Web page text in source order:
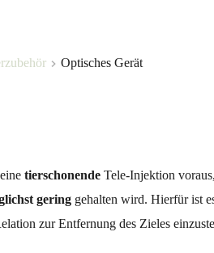
Optisches Gerät
tierschonende Tele-Injektion
gering gehalten wird. Hierfür ist
zur Entfernung des Zieles